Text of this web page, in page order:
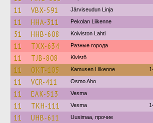
11 VBX-591 Järviseudun Linja
11 HHA-311 Pekolan Liikenne
51 HHB-608 Koiviston Lahti
11 TXX-634 Разные города
11 TJB-808 Kivistö
11 OKT-105 Kamusen Liikenne
11 VCR-411 Osmo Aho
11 EAK-513 Vesma
11 TKH-111 Vesma
11 UHB-611 Uusimaa, прочие